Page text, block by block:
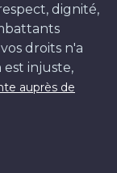
dignité,
droits n'a
est injuste,
auprès de